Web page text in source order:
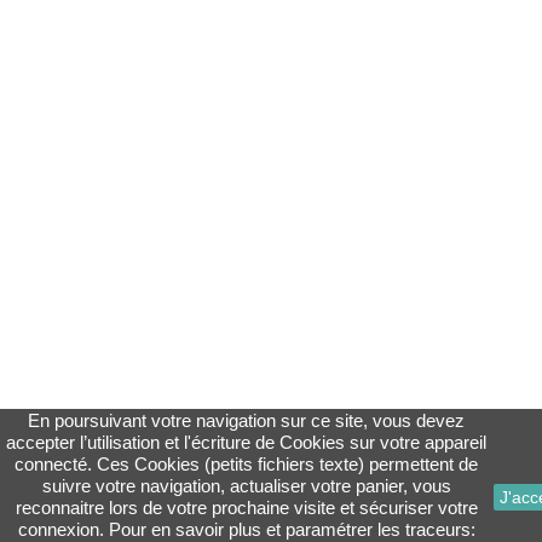
En poursuivant votre navigation sur ce site, vous devez
accepter l’utilisation et l'écriture de Cookies sur votre appareil
connecté. Ces Cookies (petits fichiers texte) permettent de
suivre votre navigation, actualiser votre panier, vous
reconnaitre lors de votre prochaine visite et sécuriser votre
connexion. Pour en savoir plus et paramétrer les traceurs: